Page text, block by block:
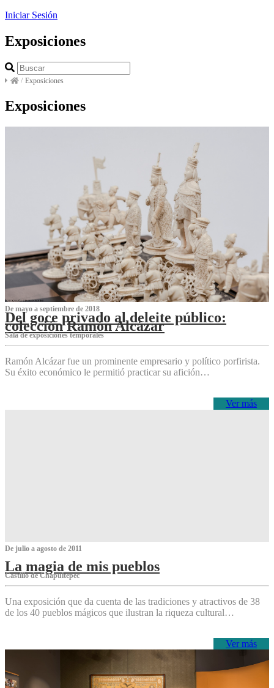
Iniciar Sesión
Exposiciones
/ Exposiciones
Exposiciones
De mayo a septiembre de 2018
Del goce privado al deleite público:
colección Ramón Alcázar
Sala de exposiciones temporales
Ramón Alcázar fue un prominente empresario y político porfirista.
Su éxito económico le permitió practicar su afición…
Ver más
De julio a agosto de 2011
La magia de mis pueblos
Castillo de Chapultepec
Una exposición que da cuenta de las tradiciones y atractivos de 38
de los 40 pueblos mágicos que ilustran la riqueza cultural…
Ver más